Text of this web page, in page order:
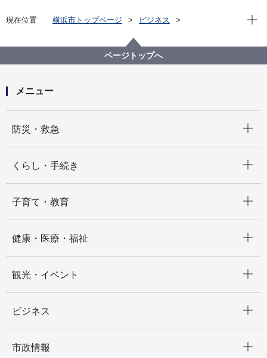
現在位置 横浜市トップページ
ビジネス
令和６年10月 市場月報
現在
ページトップへ
メニュー
防災・救急
くらし・手続き
子育て・教育
健康・医療・福祉
観光・イベント
ビジネス
市政情報